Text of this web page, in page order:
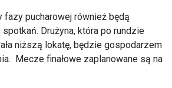
fazy pucharowej również będą
Drużyna, która po rundzie
niższą lokatę, będzie gospodarzem
Mecze finałowe zaplanowane są na